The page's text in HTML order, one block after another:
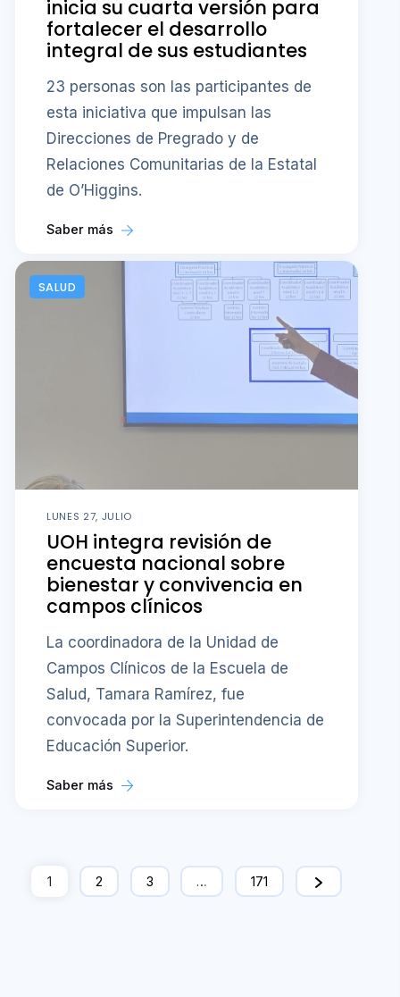
inicia su cuarta versión para
fortalecer el desarrollo
integral de sus estudiantes
23 personas son las participantes de
esta iniciativa que impulsan las
Direcciones de Pregrado y de
Relaciones Comunitarias de la Estatal
de O’Higgins.
Saber más
SALUD
LUNES 27, JULIO
UOH integra revisión de
encuesta nacional sobre
bienestar y convivencia en
campos clínicos
La coordinadora de la Unidad de
Campos Clínicos de la Escuela de
Salud, Tamara Ramírez, fue
convocada por la Superintendencia de
Educación Superior.
Saber más
1 2 3 … 171